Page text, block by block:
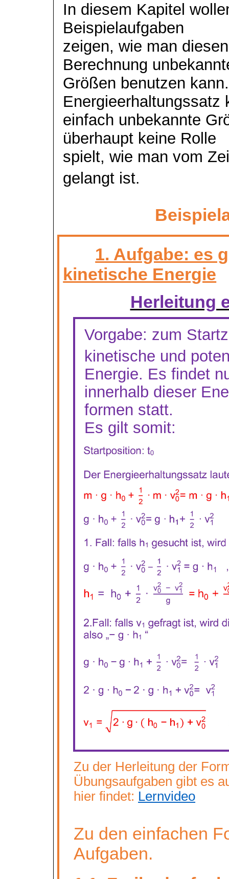
In diesem Kapitel
Beispielaufgaben
zeigen, wie man
Berechnung
Größen benutzen
Energieerhaltungssatz
einfach unbekannte
überhaupt keine Rolle
spielt, wie man vom
gelangt ist.
1. Aufgabe: es
kinetische Energie
Herleitung
Vorgabe: zum
kinetische und
Energie. Es findet
innerhalb dieser
formen statt.
Es gilt somit:
Zu der Herleitung der
Übungsaufgaben gibt es
hier findet: Lernvideo
Zu den einfachen
Aufgaben.